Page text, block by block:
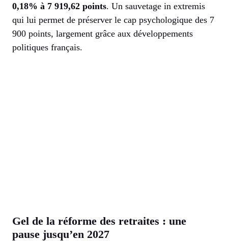
0,18% à 7 919,62 points. Un sauvetage in extremis
qui lui permet de préserver le cap psychologique des 7
900 points, largement grâce aux développements
politiques français.
Gel de la réforme des retraites : une
pause jusqu’en 2027